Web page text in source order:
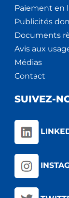
Paiement en
Publicités
Documents
Avis aux
Médias
Contact
SUIVEZ-